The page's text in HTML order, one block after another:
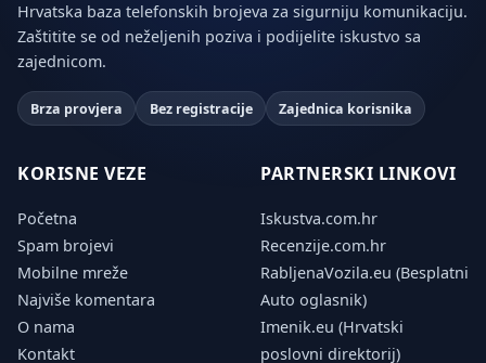
Hrvatska baza telefonskih brojeva za sigurniju komunikaciju.
Zaštitite se od neželjenih poziva i podijelite iskustvo sa
zajednicom.
Brza provjera Bez registracije Zajednica korisnika
KORISNE VEZE
Početna
Spam brojevi
Mobilne mreže
Najviše komentara
O nama
Kontakt
PARTNERSKI LINKOVI
Iskustva.com.hr
Recenzije.com.hr
RabljenaVozila.eu (Besplatni
Auto oglasnik)
Imenik.eu (Hrvatski
poslovni direktorij)